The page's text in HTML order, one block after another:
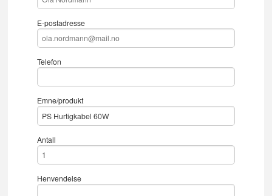
E-postadresse
Telefon
Emne/produkt
Antall
Henvendelse